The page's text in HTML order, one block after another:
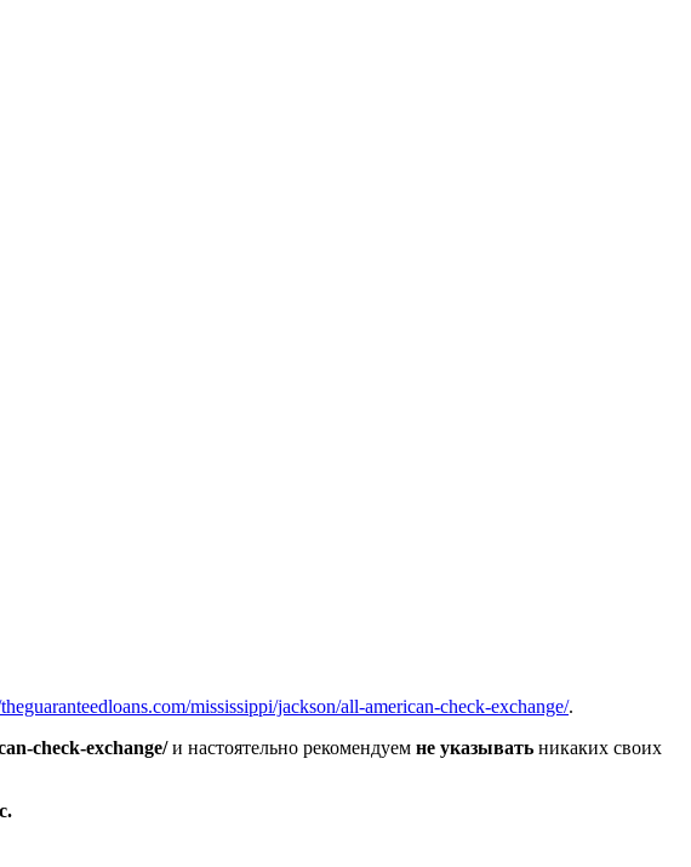
mississippi/jackson/all-american-check-exchange/.
check-exchange/и настоятельно рекомендуем не указывать никаких своих
с.